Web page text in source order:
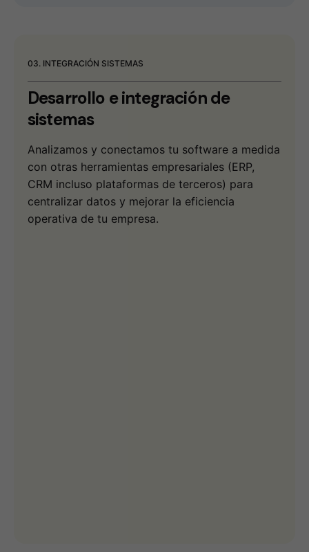
03. INTEGRACIÓN SISTEMAS
Desarrollo eintegración de
sistemas
Analizamos y conectamos tu software a medida
con otras herramientas empresariales (ERP,
CRM incluso plataformas de terceros) para
centralizar datos y mejorar la eficiencia
operativa de tu empresa.